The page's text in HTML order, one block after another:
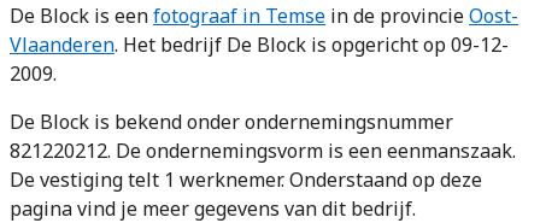
De Block is eenfotograaf in Temse in de provincieOost-
Vlaanderen. Het bedrijf De Block is opgericht op 09-12-
2009.
De Block is bekend onder ondernemingsnummer
821220212. De ondernemingsvorm is een eenmanszaak.
De vestiging telt 1 werknemer. Onderstaand op deze
pagina vind je meer gegevens van dit bedrijf.